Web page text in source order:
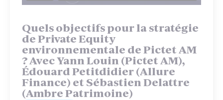
Quels objectifs pour la stratégie
de Private Equity
environnementale de Pictet AM
? Avec Yann Louin (Pictet AM),
Édouard Petitdidier (Allure
Finance) et Sébastien Delattre
(Ambre Patrimoine)